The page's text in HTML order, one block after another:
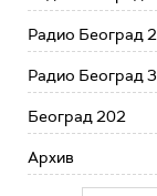
Радио Београд 2
Радио Београд 3
Београд 202
Архив